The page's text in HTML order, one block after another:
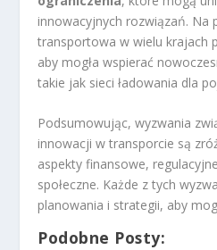
innowacyjnych rozwiązań. Na
transportowa w wielu krajach
aby mogła wspierać
takie jak sieci ładowania dla
Podsumowując, wyzwania
innowacji w transporcie są
aspekty finansowe,
społeczne. Każde z tych
planowania i strategii, aby
Podobne Posty: